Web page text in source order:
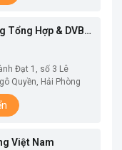
Tổng Hợp & DVBV
Đạt 1, số 3 Lê
Quyền, Hải Phòng
Việt Nam